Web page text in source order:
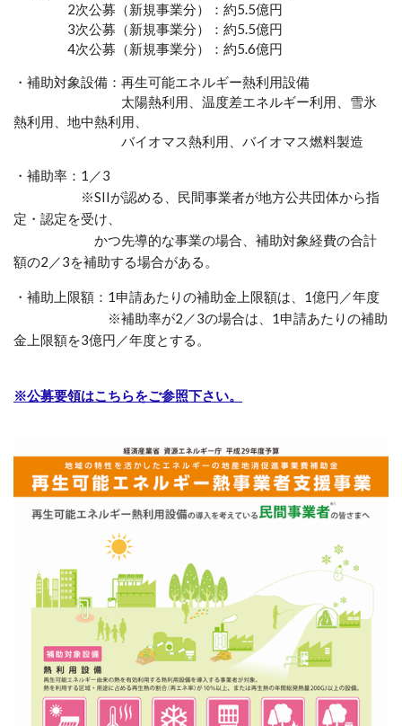
2次公募（新規事業分）：約5.5億円
3次公募（新規事業分）：約5.5億円
4次公募（新規事業分）：約5.6億円
・補助対象設備：再生可能エネルギー熱利用設備
太陽熱利用、温度差エネルギー利用、雪氷
熱利用、地中熱利用、
バイオマス熱利用、バイオマス燃料製造
・補助率： 1／3
※SIIが認める、民間事業者が地方公共団体から指
定・認定を受け、
かつ先導的な事業の場合、補助対象経費の合計
額の2／3を補助する場合がある。
・補助上限額： 1申請あたりの補助金上限額は、1億円／年度
※補助率が2／3の場合は、1申請あたりの補助
金上限額を3億円／年度とする。
※公募要領はこちらをご参照下さい。